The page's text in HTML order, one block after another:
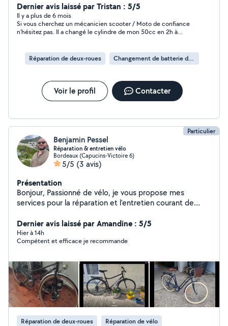
multimarque de formation. (Travaillé en concession
YAMAHA, KAWASAKI, BENELLI et RIEJU)
Dernier avis laissé par Tristan : 5/5
Il y a plus de 6 mois
Si vous cherchez un mécanicien scooter / Moto de confiance
n’hésitez pas. Il a changé le cylindre de mon 50cc en 2h à
Réparation de deux-roues
Changement de batterie de deux-roues
Voir le profil Contacter
Particulier
Benjamin Pessel
Réparation & entretien vélo
Bordeaux (Capucins-Victoire 6)
5/5 (3 avis)
Présentation
Bonjour, Passionné de vélo, je vous propose mes
services pour la réparation et l'entretien courant de
changement de frein, etc. Je suis actuellement en
formation réparateur cycles & trotinettes électriques,
et vous proposerai bientôt ces services Je peux me
de la place de la Victoire). Je peux également vous
conseiller dans le choix des produits à installer.
Contactez-moi pour préciser votre besoin! A bientôt !
Benjamin
Dernier avis laissé par Amandine : 5/5
Hier à 14h
Compétent et efficace je recommande
Réparation de deux-roues Réparation de vélo